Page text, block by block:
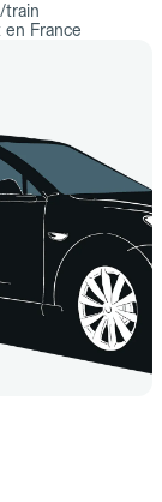
train
France